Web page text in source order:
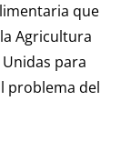
que
Agricultura
para
problema del